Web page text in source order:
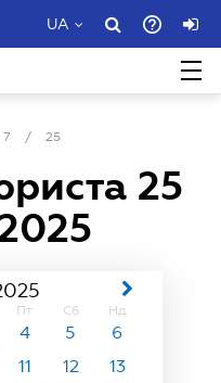
UA
7 / 25
25
Пт Сб Нд
4 5
6
11 12
13